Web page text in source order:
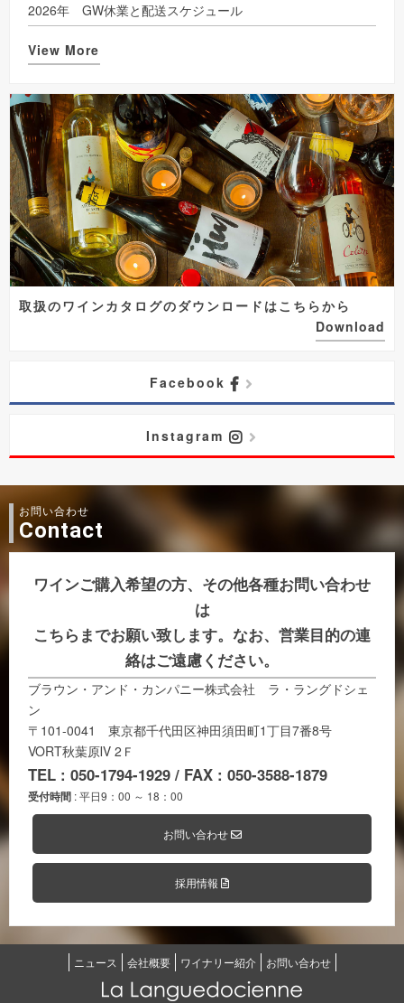
2026年 GW休業と配送スケジュール
View More
取扱のワインカタログのダウンロードはこちらから
Download
Facebook
Instagram
お問い合わせ
Contact
ワインご購入希望の方、その他各種お問い合わせ
は
こちらまでお願い致します。なお、営業目的の連
絡はご遠慮ください。
ブラウン・アンド・カンパニー株式会社 ラ・ラングドシェ
ン
〒101-0041 東京都千代田区神田須田町1丁目7番8号
VORT秋葉原Ⅳ 2Ｆ
TEL : 050-1794-1929 / FAX : 050-3588-1879
受付時間 : 平日9：00 ～ 18：00
お問い合わせ
採用情報
ニュース 会社概要 ワイナリー紹介 お問い合わせ